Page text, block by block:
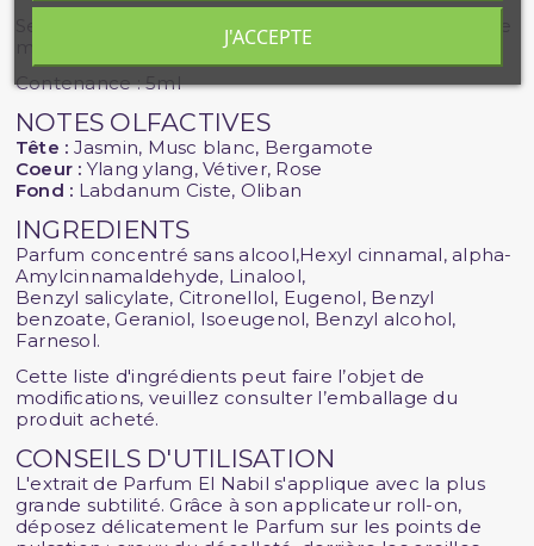
Ses notes de jasmin et de rose sont valorisées avec le
Contenance : 5ml
NOTES OLFACTIVES
Tête : Jasmin, Musc blanc, Bergamote
Coeur : Ylang ylang, Vétiver, Rose
Fond : Labdanum Ciste, Oliban
INGREDIENTS
Parfum concentré sans alcool,Hexyl cinnamal, alpha-
Amylcinnamaldehyde, Linalool,
Benzyl salicylate, Citronellol, Eugenol, Benzyl
benzoate, Geraniol, Isoeugenol, Benzyl alcohol,
Farnesol.
Cette liste d'ingrédients peut faire l’objet de
modifications, veuillez consulter l’emballage du
produit acheté.
CONSEILS D'UTILISATION
L'extrait de Parfum El Nabil s'applique avec la plus
grande subtilité. Grâce à son applicateur roll-on,
déposez délicatement le Parfum sur les points de
J'ACCEPTE